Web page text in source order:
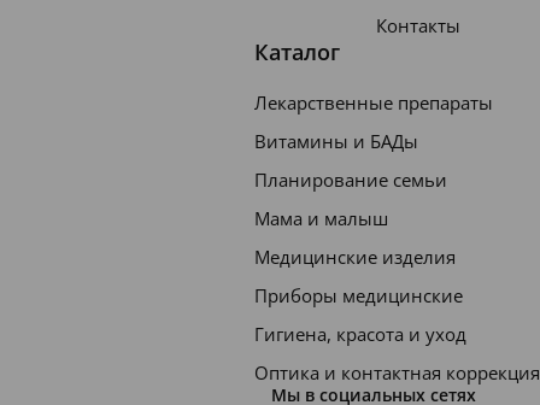
Контакты
Каталог
Лекарственные препараты
Витамины и БАДы
Планирование семьи
Мама и малыш
Медицинские изделия
Приборы медицинские
Гигиена, красота и уход
Оптика и контактная коррекция
Мы в социальных сетях